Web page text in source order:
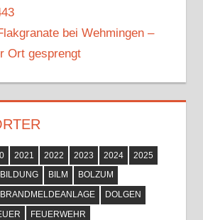
bei Wehmingen –
Ort gesprengt
2021 2022 2023 2024
2025
BILM
BOLZUM
BRANDMELDEANLAGE
DOLGEN
FEUERWEHR